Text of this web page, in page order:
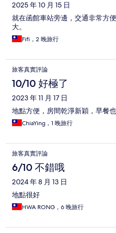
2025 年 10 月 15 日
就在函館車站旁邊，交通非常方
大。
Fifi，2 晚旅行
旅客真實評論
10/10 好極了
2023 年 11 月 17 日
地點方便，房間乾淨新穎，早餐
ChiaYing，1 晚旅行
旅客真實評論
6/10 不錯哦
2024 年 8 月 13 日
地點很好
HWA RONG，6 晚旅行